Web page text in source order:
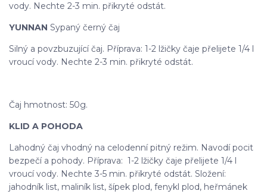
vody. Nechte 2-3 min. přikryté odstát.
YUNNAN Sypaný černý čaj
Silný a povzbuzující čaj. Příprava: 1-2 lžičky čaje přelijete 1/4 l
vroucí vody. Nechte 2-3 min. přikryté odstát.
Čaj hmotnost: 50g.
KLID A POHODA
Lahodný čaj vhodný na celodenní pitný režim. Navodí pocit
bezpečí a pohody. Příprava: 1-2 lžičky čaje přelijete 1/4 l
vroucí vody. Nechte 3-5 min. přikryté odstát. Složení:
jahodník list, maliník list, šípek plod, fenykl plod, heřmánek